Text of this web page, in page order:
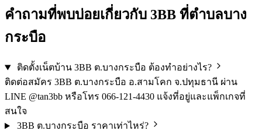
คำถามที่พบบ่อยเกี่ยวกับ 3BB ที่ตำบลบาง
กระบือ
ติดตั้งเน็ตบ้าน 3BB ต.บางกระบือ ต้องทำอย่างไร?
ติดต่อสมัคร 3BB ต.บางกระบือ อ.สามโคก จ.ปทุมธานี ผ่าน
LINE @tan3bb หรือโทร 066-121-4430 แจ้งที่อยู่และแพ็กเกจที่
สนใจ
3BB ต.บางกระบือ ราคาเท่าไหร่?